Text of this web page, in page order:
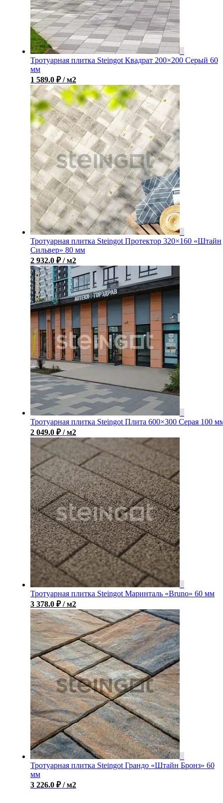
Тротуарная плитка Steingot Квадрат 200×200 Серый 60
мм
1 589.0 ₽ / м2
Тротуарная плитка Steingot Протектор 320×160 «Штайн
Сильвер» 80 мм
2 932.0 ₽ / м2
Тротуарная плитка Steingot Плита 600×300 Серая 100
2 049.0 ₽ / м2
Тротуарная плитка Steingot Маринталь «Bruno» 60 мм
3 378.0 ₽ / м2
Тротуарная плитка Steingot Грандо «Штайн Бронз» 60
мм
3 226.0 ₽ / м2